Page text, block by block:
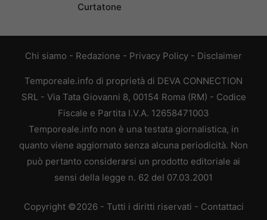
Curtatone
Chi siamo - Redazione - Privacy Policy - Disclaimer
Temporeale.info di proprietà di DEVA CONNECTION
SRL - Via Tata Giovanni 8, 00154 Roma (RM) - Codice
Fiscale e Partita I.V.A. 12658471003
Temporeale.info non è una testata giornalistica, in
quanto viene aggiornato senza alcuna periodicità. Non
può pertanto considerarsi un prodotto editoriale ai
sensi della legge n. 62 del 07.03.2001
Copyright ©2026 - Tutti i diritti riservati - Contattaci